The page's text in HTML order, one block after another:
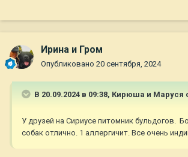
Ирина и Гром
Опубликовано 20 сентября, 2024
В 20.09.2024 в 09:38, Кирюша и Маруся
У друзей на Сириусе питомник бульдогов.
собак отлично. 1 аллергичит. Все очень